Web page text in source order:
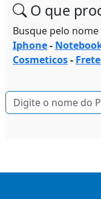
O que
Busque pelo nome
Iphone-
Cosmeticos-